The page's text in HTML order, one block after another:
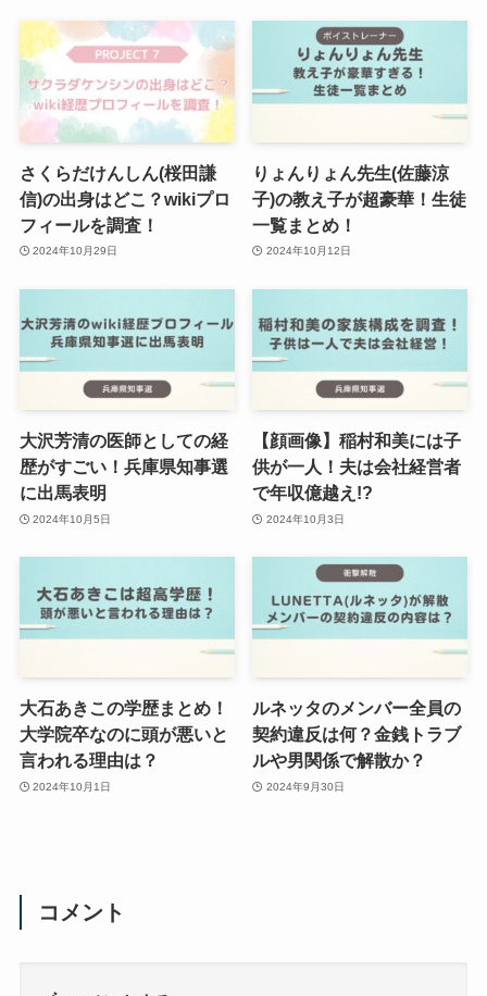
さくらだけんしん(桜田謙
信)の出身はどこ？wikiプロ
フィールを調査！
2024年10月29日
りょんりょん先生(佐藤涼
子)の教え子が超豪華！生徒
一覧まとめ！
2024年10月12日
大沢芳清の医師としての経
歴がすごい！兵庫県知事選
に出馬表明
2024年10月5日
【顔画像】稲村和美には子
供が一人！夫は会社経営者
で年収億越え!?
2024年10月3日
大石あきこの学歴まとめ！
大学院卒なのに頭が悪いと
言われる理由は？
2024年10月1日
ルネッタのメンバー全員の
契約違反は何？金銭トラブ
ルや男関係で解散か？
2024年9月30日
コメント